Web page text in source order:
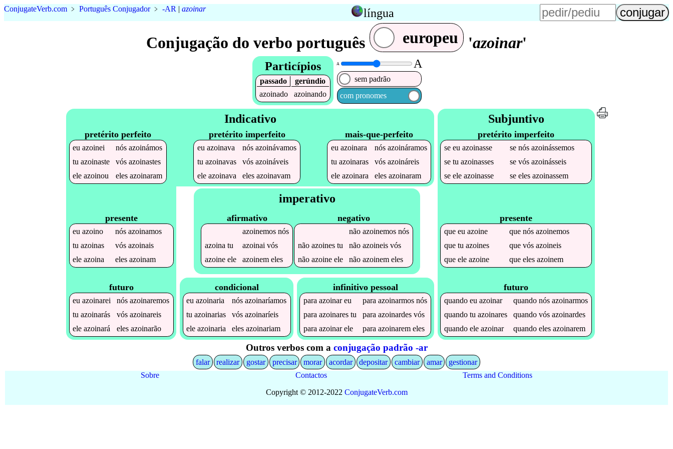
ConjugateVerb.com ﹥ Português Conjugador﹥ -AR | azoinar língua
Conjugação do verbo português europeu 'azoinar'
Particípios
passado
gerúndio
azoinado
azoinando
A A
sem padrão
com pronomes
Indicativo
pretérito perfeito
euazoinei nósazoinámos
tuazoinaste vósazoinastes
eleazoinou elesazoinaram
pretérito imperfeito
eu azoinava nós azoinávamos
tu azoinavas vós azoináveis
ele azoinava eles azoinavam
mais-que-perfeito
euazoinara nósazoináramos
tuazoinaras vósazoináreis
eleazoinara elesazoinaram
presente
euazoino nósazoinamos
tuazoinas vósazoinais
eleazoina elesazoinam
futuro
euazoinarei nósazoinaremos
tuazoinarás vósazoinareis
eleazoinará elesazoinarão
imperativo
afirmativo
azoinemosnós
azoina tu azoinai vós
azoineele azoinemeles
negativo
não azoinemosnós
não azoinestu não azoineisvós
não azoineele não azoinemeles
condicional
euazoinaria nósazoinaríamos
tuazoinarias vósazoinaríeis
eleazoinaria elesazoinariam
infinitivo pessoal
paraazoinareu paraazoinarmos nós
paraazoinares tu paraazoinardes vós
paraazoinarele paraazoinarem eles
Subjuntivo
pretérito imperfeito
seeuazoinasse senósazoinássemos
setuazoinasses sevósazoinásseis
seeleazoinasse seelesazoinassem
presente
queeuazoine quenósazoinemos
quetuazoines quevósazoineis
queeleazoine queelesazoinem
futuro
quandoeuazoinar quandonósazoinarmos
quandotuazoinares quandovósazoinardes
quandoeleazoinar quandoelesazoinarem
Outros verbos com a conjugação padrão -ar
falar realizar gostar precisar morar acordar depositar cambiar amar
gestionar
Sobre
Contactos
Terms and Conditions
Copyright © 2012-2022 ConjugateVerb.com